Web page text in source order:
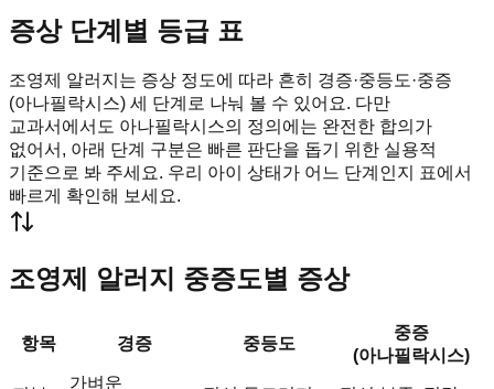
증상 단계별 등급 표
조영제 알러지는 증상 정도에 따라 흔히 경증·중등도·중증
(아나필락시스) 세 단계로 나눠 볼 수 있어요. 다만
교과서에서도 아나필락시스의 정의에는 완전한 합의가
없어서, 아래 단계 구분은 빠른 판단을 돕기 위한 실용적
기준으로 봐 주세요. 우리 아이 상태가 어느 단계인지 표에서
빠르게 확인해 보세요.
조영제 알러지 중증도별 증상
항목 경증 중등도
중증
(아나필락시스)
가벼운